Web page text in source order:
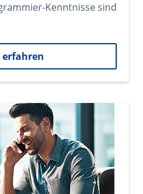
Kenntnisse sind
erfahren